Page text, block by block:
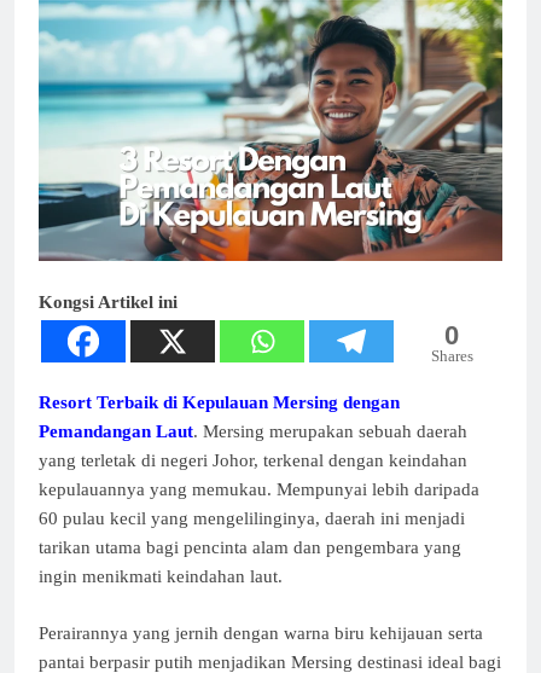
Kongsi Artikel ini
0
Shares
Resort Terbaik di Kepulauan Mersing dengan
Pemandangan Laut. Mersing merupakan sebuah daerah
yang terletak di negeri Johor, terkenal dengan keindahan
kepulauannya yang memukau. Mempunyai lebih daripada
60 pulau kecil yang mengelilinginya, daerah ini menjadi
tarikan utama bagi pencinta alam dan pengembara yang
ingin menikmati keindahan laut.
Perairannya yang jernih dengan warna biru kehijauan serta
pantai berpasir putih menjadikan Mersing destinasi ideal bagi